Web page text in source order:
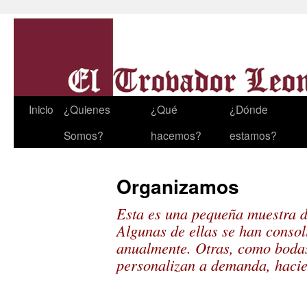
Inicio
¿Quienes
Somos?
¿Qué
hacemos?
¿Dónde
estamos?
Organizamos
Esta es una pequeña muestra
Algunas de ellas se han
anualmente. Otras, como
personalizan a demanda,